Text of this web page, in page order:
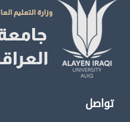
تواصل